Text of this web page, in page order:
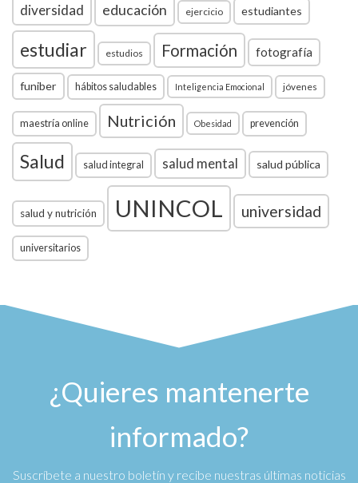
diversidad educación ejercicio estudiantes
estudiar estudios Formación fotografía
funiber hábitos saludables Inteligencia Emocional jóvenes
maestría online Nutrición Obesidad prevención
Salud salud integral salud mental salud pública
salud y nutrición UNINCOL universidad
universitarios
¿Quieres mantenerte
informado?
Suscríbete a nuestro boletín y recibe nuestras últimas noticias